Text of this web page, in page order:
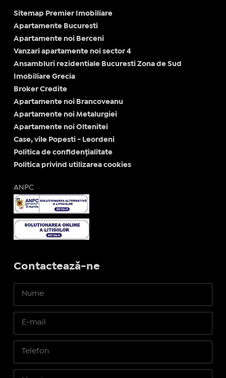
Sitemap Premier Imobiliare
Apartamente Bucuresti
Apartamente noi Berceni
Vanzari apartamente noi sector 4
Ansambluri rezidentiale Bucuresti Zona de Sud
Imobiliare Grecia
Broker Credite
Apartamente noi Brancoveanu
Apartamente noi Metalurgiei
Apartamente noi Oltenitei
Case, vile Popesti - Leordeni
Politica de confidențialitate
Politica privind utilizarea cookies
ANPC
Contactează-ne